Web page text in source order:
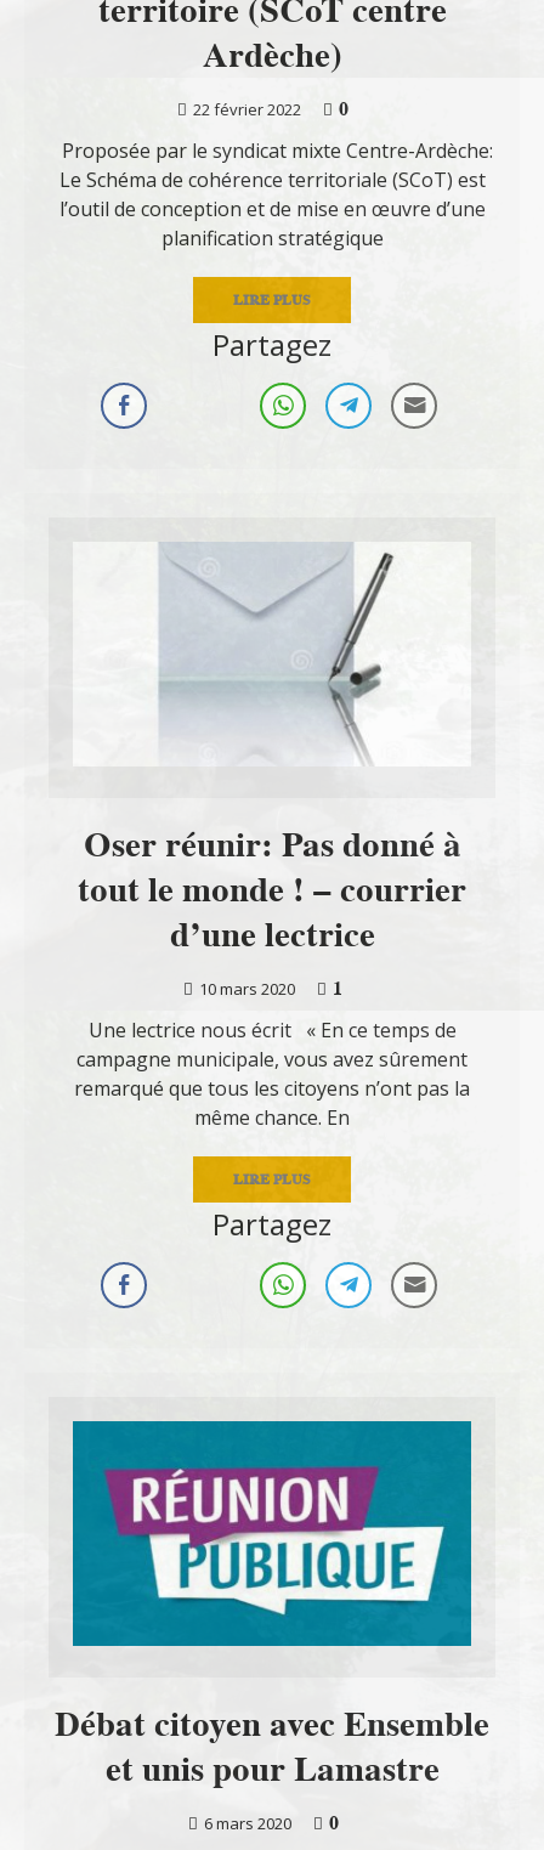
Ardèche)
22 février 2022
0
Proposée par le syndicat mixte Centre-Ardèche:
Le Schéma de cohérence territoriale (SCoT) est
l’outil de conception et de mise en œuvre d’une
planification stratégique
LIRE PLUS
Partagez
Oser réunir: Pas donné à
tout le monde ! – courrier
d’une lectrice
10 mars 2020
1
Une lectrice nous écrit « En ce temps de
campagne municipale, vous avez sûrement
remarqué que tous les citoyens n’ont pas la
même chance. En
LIRE PLUS
Partagez
Débat citoyen avec Ensemble
et unis pour Lamastre
6 mars 2020
0